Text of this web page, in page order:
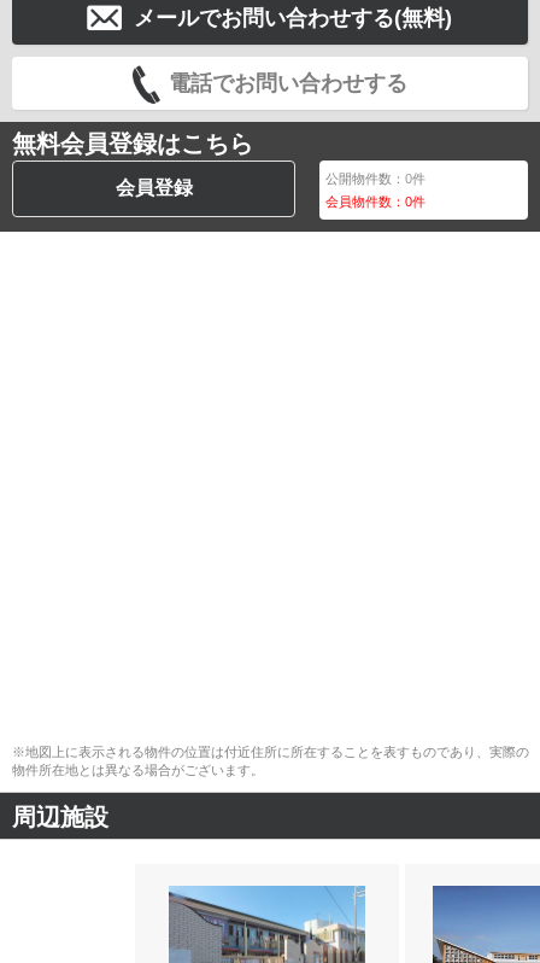
メールでお問い合わせする(無料)
電話でお問い合わせする
無料会員登録はこちら
会員登録 公開物件数：0件
会員物件数：0件
※地図上に表示される物件の位置は付近住所に所在することを表すものであり、実際の
物件所在地とは異なる場合がございます。
周辺施設